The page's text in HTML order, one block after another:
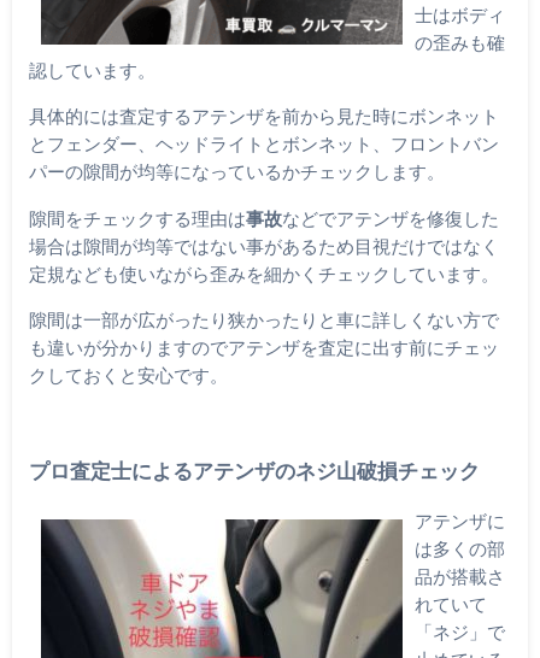
士はボディ
の歪みも確
認しています。
具体的には査定するアテンザを前から見た時にボンネット
とフェンダー、ヘッドライトとボンネット、フロントバン
パーの隙間が均等になっているかチェックします。
隙間をチェックする理由は事故などでアテンザを修復した
場合は隙間が均等ではない事があるため目視だけではなく
定規なども使いながら歪みを細かくチェックしています。
隙間は一部が広がったり狭かったりと車に詳しくない方で
も違いが分かりますのでアテンザを査定に出す前にチェッ
クしておくと安心です。
プロ査定士によるアテンザのネジ山破損チェック
アテンザに
は多くの部
品が搭載さ
れていて
「ネジ」で